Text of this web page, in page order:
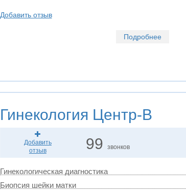
Добавить отзыв
Подробнее
Гинекология Центр-В
Добавить
отзыв
99 звонков
Гинекологическая диагностика
Биопсия шейки матки